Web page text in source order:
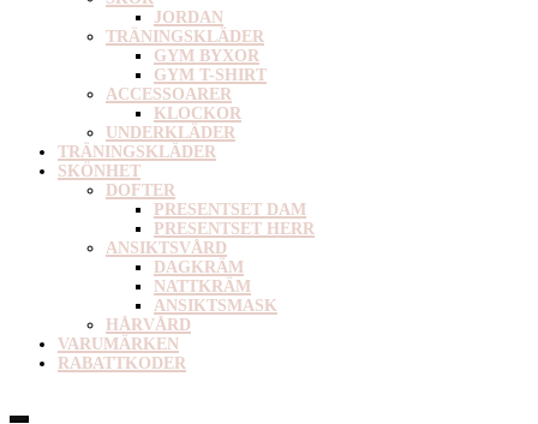
JORDAN
TRÄNINGSKLÄDER
GYM BYXOR
GYM T-SHIRT
ACCESSOARER
KLOCKOR
UNDERKLÄDER
TRÄNINGSKLÄDER
SKÖNHET
DOFTER
PRESENTSET DAM
PRESENTSET HERR
ANSIKTSVÅRD
DAGKRÄM
NATTKRÄM
ANSIKTSMASK
HÅRVÅRD
VARUMÄRKEN
RABATTKODER